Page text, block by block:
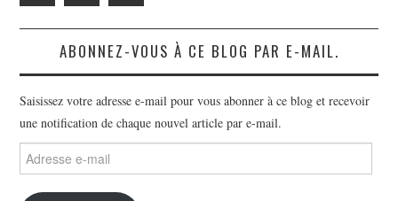
ABONNEZ-VOUS À CE BLOG PAR E-MAIL.
Saisissez votre adresse e-mail pour vous abonner à ce blog et recevoir
une notification de chaque nouvel article par e-mail.
Adresse
e-